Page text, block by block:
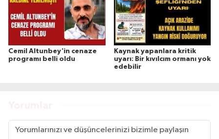
Cemil Altunbey'in cenaze
programı belli oldu
Kaynak yapanlara kritik
uyarı: Bir kıvılcım ormanı yok
edebilir